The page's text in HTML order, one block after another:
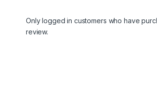
Only logged in customers who have
review.